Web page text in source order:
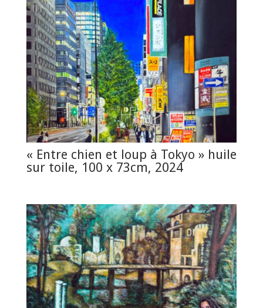
« Entre chien et loup à Tokyo » huile
sur toile, 100 x 73cm, 2024